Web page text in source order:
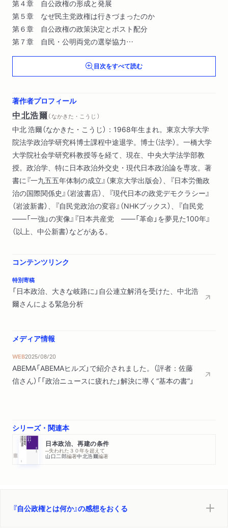
第４章 自公政権の形成と発展
第５章 なぜ民主党政権は行きづまったのか
第６章 自公政権の政策決定とポスト配分
第７章 自民・公明両党の選挙協力
おわりに 野党共闘と政権交代を考える
目次をすべて読む
著作者プロフィール
中北浩爾（ なかきた・こうじ ）
中北 浩爾（なかきた・こうじ）：1968年生まれ。東京大学大学
院法学政治学研究科博士課程中途退学。博士（法学）。一橋大学
大学院社会学研究科教授等を経て、現在、中央大学法学部教
授。政治学、特に日本政治外交史・現代日本政治論を専攻。著
書に『一九五五年体制の成立』（東京大学出版会）、『日本労働政
治の国際関係史』（岩波書店）、『現代日本の政党デモクラシー』
（岩波新書）、『自民党政治の変容』（NHKブックス）、『自民党
――「一強」の実像』『日本共産党 ――「革命」を夢見た100年』
（以上、中公新書）などがある。
コンテンツリンク
特別寄稿
「日本政治、大きな岐路に」自公連立解消を受けた、中北浩
爾さんによる緊急分析
メディア情報
WEB2025/08/20
ABEMA「ABEMAヒルズ」で紹介されました。（評者：佐藤
信さん）「「政治ニュースに疲れた」解決に導く“基本の書”」
シリーズ・関連本
日本政治、再建の条件
─失われた３０年を超えて
山口二郎編著中北浩爾編著
『自公政権とは何か』の感想をおくる